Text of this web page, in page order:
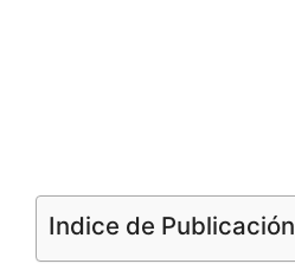
Indice de Publicación